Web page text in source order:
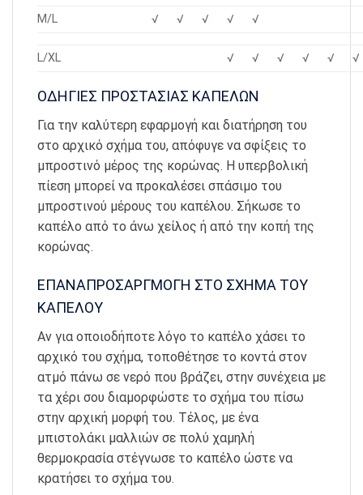
M/L √ √ √ √ √
L/XL √ √ √ √ √ √
ΟΔΗΓΙΕΣ ΠΡΟΣΤΑΣΙΑΣ ΚΑΠΕΛΩΝ
Για την καλύτερη εφαρμογή και διατήρηση του
στο αρχικό σχήμα του, απόφυγε να σφίξεις το
μπροστινό μέρος της κορώνας. Η υπερβολική
πίεση μπορεί να προκαλέσει σπάσιμο του
μπροστινού μέρους του καπέλου. Σήκωσε το
καπέλο από το άνω χείλος ή από την κοπή της
κορώνας.
ΕΠΑΝΑΠΡΟΣΑΡΓΜΟΓΗ ΣΤΟ ΣΧΗΜΑ ΤΟΥ
ΚΑΠΕΛΟΥ
Αν για οποιοδήποτε λόγο το καπέλο χάσει το
αρχικό του σχήμα, τοποθέτησε το κοντά στον
ατμό πάνω σε νερό που βράζει, στην συνέχεια με
τα χέρι σου διαμορφώστε το σχήμα του πίσω
στην αρχική μορφή του. Τέλος, με ένα
μπιστολάκι μαλλιών σε πολύ χαμηλή
θερμοκρασία στέγνωσε το καπέλο ώστε να
κρατήσει το σχήμα του.